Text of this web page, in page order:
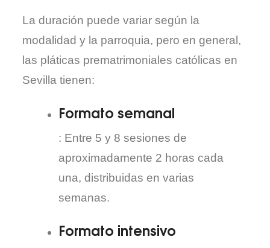
La duración puede variar según la
modalidad y la parroquia, pero en general,
las pláticas prematrimoniales católicas en
Sevilla tienen:
Formato semanal
: Entre 5 y 8 sesiones de
aproximadamente 2 horas cada
una, distribuidas en varias
semanas.
Formato intensivo